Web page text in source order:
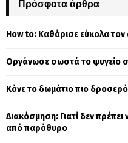
h
o
:
Πρόσφατα άρθρα
How to: Καθάρισε εύκολα
Οργάνωσε σωστά το ψυγείο
Κάνε το δωμάτιο πιο δροσερό
Διακόσμηση: Γιατί δεν
από παράθυρο